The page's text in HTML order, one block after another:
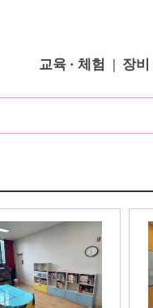
교육 · 체험 장비